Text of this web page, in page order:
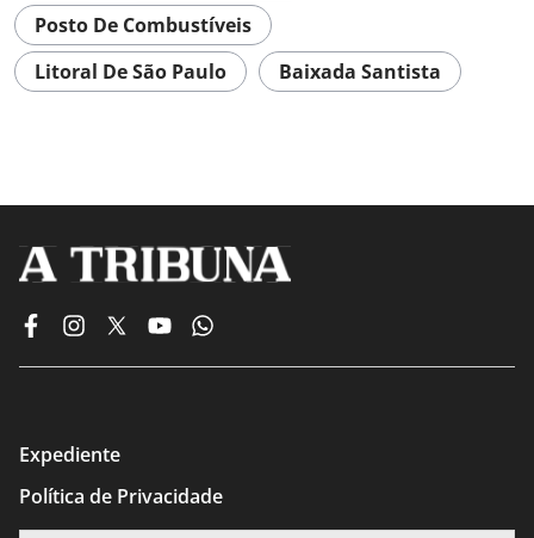
Posto De Combustíveis
Litoral De São Paulo
Baixada Santista
Expediente
Política de Privacidade